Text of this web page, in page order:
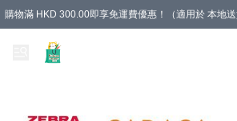
購物滿 HKD 300.00即享免運費優惠！（適用於 本地